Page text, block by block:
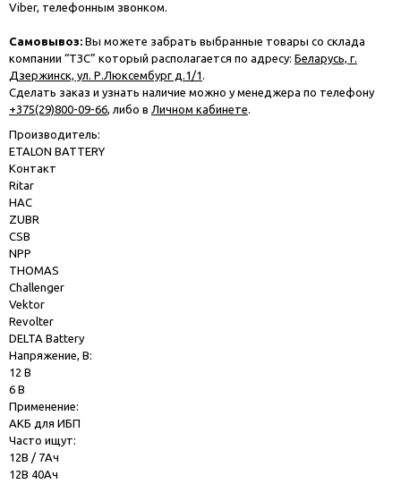
Viber, телефонным звонком.
Самовывоз: Вы можете забрать выбранные товары со склада
компании “ТЗС” который располагается по адресу: Беларусь, г.
Дзержинск, ул. Р.Люксембург д.1/1 .
Сделать заказ и узнать наличие можно у менеджера по телефону
+375(29)800-09-66, либо в Личном кабинете.
Производитель:
ETALON BATTERY
Контакт
Ritar
HAC
ZUBR
CSB
NPP
THOMAS
Challenger
Vektor
Revolter
DELTA Battery
Напряжение, В:
12 В
6 В
Применение:
АКБ для ИБП
Часто ищут:
12В / 7Ач
12В 40Ач